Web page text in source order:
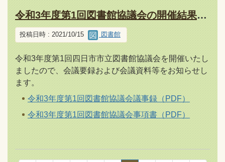
令和3年度第1回図書館協議会の開催結果について
投稿日時 : 2021/10/15 図書館
令和3年度第1回四日市市立図書館協議会を開催いたし
ましたので、会議要録および会議資料等をお知らせし
ます。
令和3年度第1回図書館協議会議事録（PDF）
令和3年度第1回図書館協議会事項書（PDF）